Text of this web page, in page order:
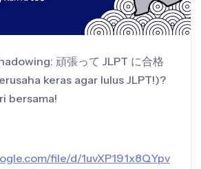
頑張って JLPT に合格
keras agar lulus JLPT!)?
bersama!
file/d/1uvXP191x8QYpv